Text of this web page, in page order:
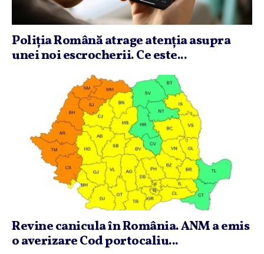
Poliţia Română atrage atenţia asupra
unei noi escrocherii. Ce este...
Revine canicula în România. ANM a emis
o averizare Cod portocaliu...